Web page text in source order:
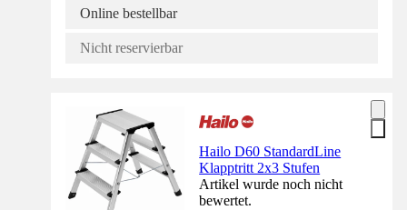
Online bestellbar
Nicht reservierbar
Hailo D60 StandardLine
Klapptritt 2x3 Stufen
Artikel wurde noch nicht
bewertet.